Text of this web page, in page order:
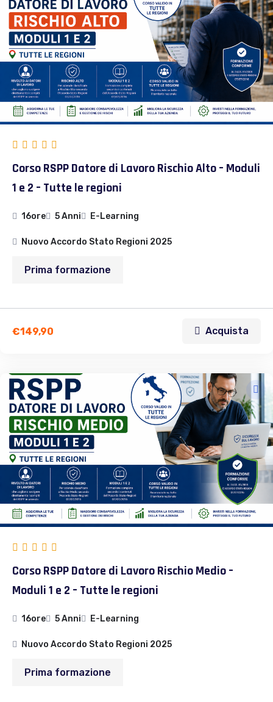
Corso RSPP Datore di Lavoro Rischio Alto – Moduli
1 e 2 – Tutte le regioni
16ore 5 Anni E-Learning
Nuovo Accordo Stato Regioni 2025
Prima formazione
€149,90 Acquista
Corso RSPP Datore di Lavoro Rischio Medio –
Moduli 1 e 2 – Tutte le regioni
16ore 5 Anni E-Learning
Nuovo Accordo Stato Regioni 2025
Prima formazione